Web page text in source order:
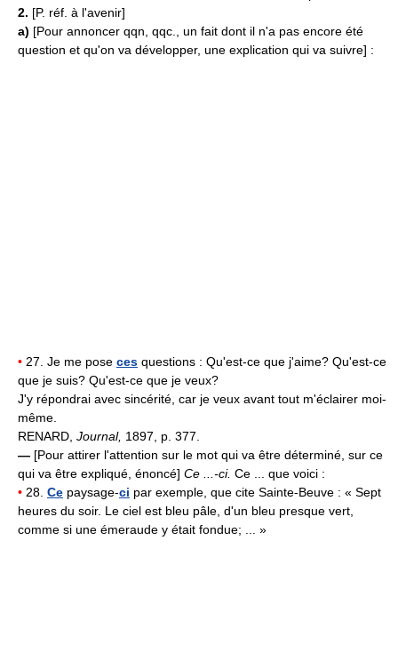
2. [P. réf. à l'avenir]
a) [Pour annoncer qqn, qqc., un fait dont il n'a pas encore été
question et qu'on va développer, une explication qui va suivre] :
• 27. Je me pose ces questions : Qu'est-ce que j'aime? Qu'est-ce
que je suis? Qu'est-ce que je veux?
J'y répondrai avec sincérité, car je veux avant tout m'éclairer moi-
même.
RENARD, Journal, 1897, p. 377.
— [Pour attirer l'attention sur le mot qui va être déterminé, sur ce
qui va être expliqué, énoncé] Ce ...-ci. Ce ... que voici :
• 28. Ce paysage-ci par exemple, que cite Sainte-Beuve : « Sept
heures du soir. Le ciel est bleu pâle, d'un bleu presque vert,
comme si une émeraude y était fondue; ... »